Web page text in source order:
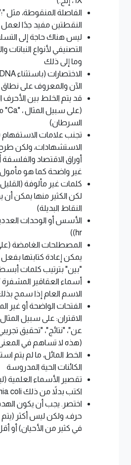
الفاصلة المنقوطة، مثل
النقطتين مفيد جدًا
ليس هناك حاجة إلى
التصنيفي لأنواع النباتات
وما إلى ذلك
الآن والمعروف على
قد يتم الخلط بين الأحرف
السرطان)
تجنب علامات الاستفهام
الاستشهادات، ولكن
أوراق الاقتصاد والفلسفة
غير واضحة كما هو
كلمات غير مألوفة (القليل
لكن الكثير منها يمكن
النقاط البديلة)
hr))
المصطلحات الغامضة
يمكن إعادة كتابتها بفعل
"بين" بترتيب كلمات
أسماء العقاقير
الاسم العام إذا سمح
الفتحات الواضحة أو غير
الاقتران: على سبيل
عن"، "نتائج"، "تحقيق
(هذه لا تساهم في
الخط المائل، ما لم يتم
الكائنات الحية المدروسة
تقصير الأسماء العلمية
اكتب بدلاً من ذلك Escherichia coli)
حرف، ولكن ليس أكثر (يتم
في كثير من الأحيان) أو أقل من